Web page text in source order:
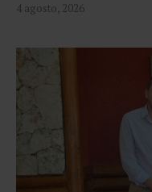
4 agosto, 2026